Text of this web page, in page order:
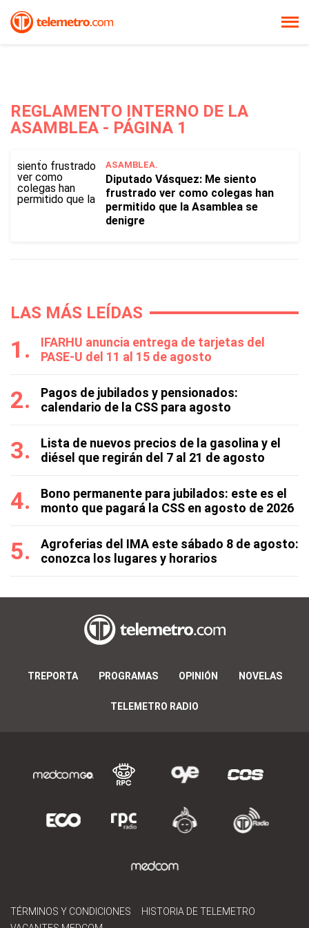
REGLAMENTO INTERNO DE LA
ASAMBLEA - PÁGINA 1
ASAMBLEA.
Diputado Vásquez: Me siento
frustrado ver como colegas han
permitido que la Asamblea se
denigre
LAS MÁS LEÍDAS
IFARHU anuncia entrega de tarjetas del
PASE-U del 11 al 15 de agosto
Pagos de jubilados y pensionados:
calendario de la CSS para agosto
Lista de nuevos precios de la gasolina y el
diésel que regirán del 7 al 21 de agosto
Bono permanente para jubilados: este es el
monto que pagará la CSS en agosto de 2026
Agroferias del IMA este sábado 8 de agosto:
conozca los lugares y horarios
TREPORTA PROGRAMAS OPINIÓN NOVELAS
TELEMETRO RADIO
TÉRMINOS Y CONDICIONES
HISTORIA DE TELEMETRO